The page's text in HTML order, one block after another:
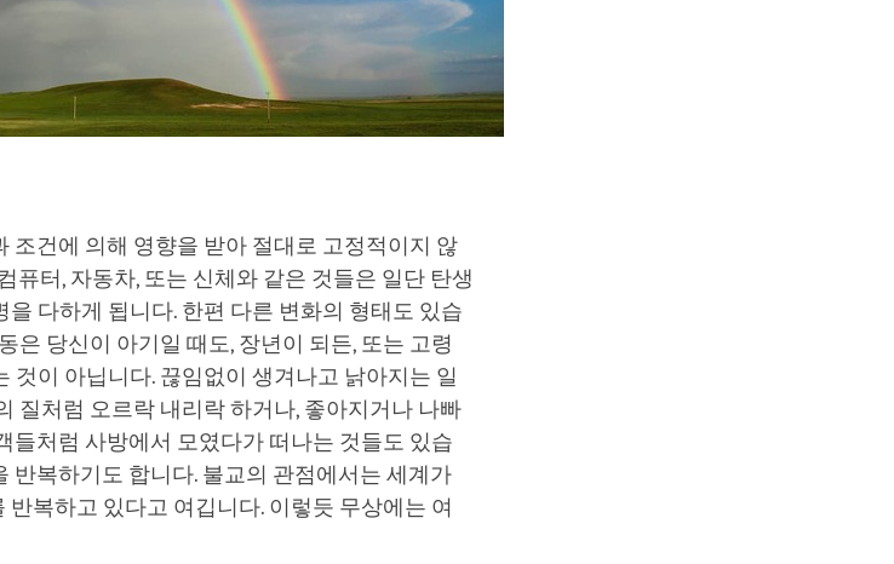
조건에 의해 영향을 받아 절대로 고정적이지 않
퓨터, 자동차, 또는 신체와 같은 것들은 일단 탄생
다하게 됩니다. 한편 다른 변화의 형태도 있습
은 당신이 아기일 때도, 장년이 되든, 또는 고령
것이 아닙니다. 끊임없이 생겨나고 낡아지는 일
질처럼 오르락 내리락 하거나, 좋아지거나 나빠
들처럼 사방에서 모였다가 떠나는 것들도 있습
반복하기도 합니다. 불교의 관점에서는 세계가
복하고 있다고 여깁니다. 이렇듯 무상에는 여